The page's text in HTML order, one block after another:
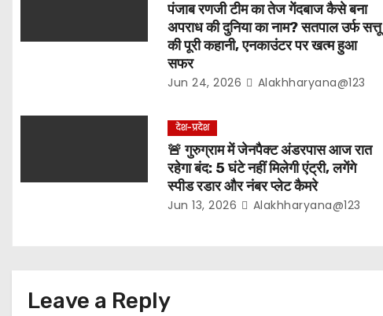
i
पंजाब रणजी टीम का तेज गेंदबाज कैसे बना
अपराध की दुनिया का नाम? सतपाल उर्फ सत्तू
की पूरी कहानी, एनकाउंटर पर खत्म हुआ
सफर
Jun 24, 2026 Alakhharyana@123
देश-प्रदेश
🚨 गुरुग्राम में जेनपैक्ट अंडरपास आज रात
रहेगा बंद: 5 घंटे नहीं मिलेगी एंट्री, लगेंगे
स्पीड रडार और नंबर प्लेट कैमरे
Jun 13, 2026 Alakhharyana@123
Leave a Reply